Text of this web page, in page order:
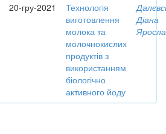
20-гру-2021
Технологія
виготовлення
молока та
молочнокислих
продуктів з
використанням
біологічно
активного йоду
Діана